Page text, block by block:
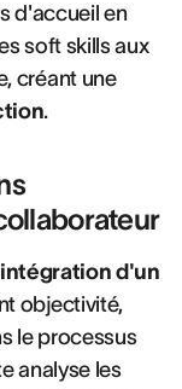
d'accueil en
soft skills aux
créant une
.
intégration d'un
objectivité,
le processus
analyse les